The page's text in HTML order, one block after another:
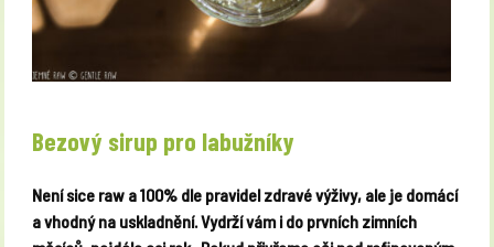
Bezový sirup pro labužníky
Není sice raw a 100% dle pravidel zdravé výživy, ale je domácí
a vhodný na uskladnění. Vydrží vám i do prvních zimních